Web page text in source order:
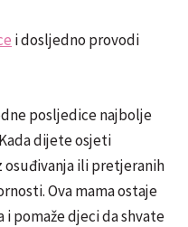
i dosljedno provodi
posljedice najbolje
dijete osjeti
ili pretjeranih
Ova mama ostaje
pomaže djeci da shvate